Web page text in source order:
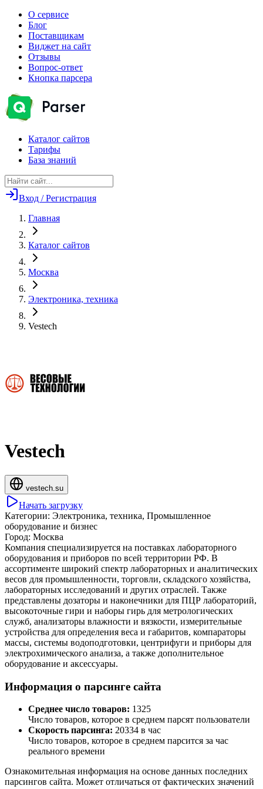
О сервисе
Блог
Поставщикам
Виджет на сайт
Отзывы
Вопрос-ответ
Кнопка парсера
Каталог сайтов
Тарифы
База знаний
Вход / Регистрация
Главная
Каталог сайтов
Москва
Электроника, техника
Vestech
Vestech
vestech.su
Начать загрузку
Категории: Электроника, техника, Промышленное
оборудование и бизнес
Город: Москва
Компания специализируется на поставках лабораторного
оборудования и приборов по всей территории РФ. В
ассортименте широкий спектр лабораторных и аналитических
весов для промышленности, торговли, складского хозяйства,
лабораторных исследований и других отраслей. Также
представлены дозаторы и наконечники для ПЦР лабораторий,
высокоточные гири и наборы гирь для метрологических
служб, анализаторы влажности и вязкости, измерительные
устройства для определения веса и габаритов, компараторы
массы, системы водоподготовки, центрифуги и приборы для
электрохимического анализа, а также дополнительное
оборудование и аксессуары.
Информация о парсинге сайта
Среднее число товаров: 1325
Число товаров, которое в среднем парсят пользователи
Скорость парсинга: 20334 в час
Число товаров, которое в среднем парсится за час
реального времени
Ознакомительная информация на основе данных последних
парсингов сайта. Может отличаться от фактических значений